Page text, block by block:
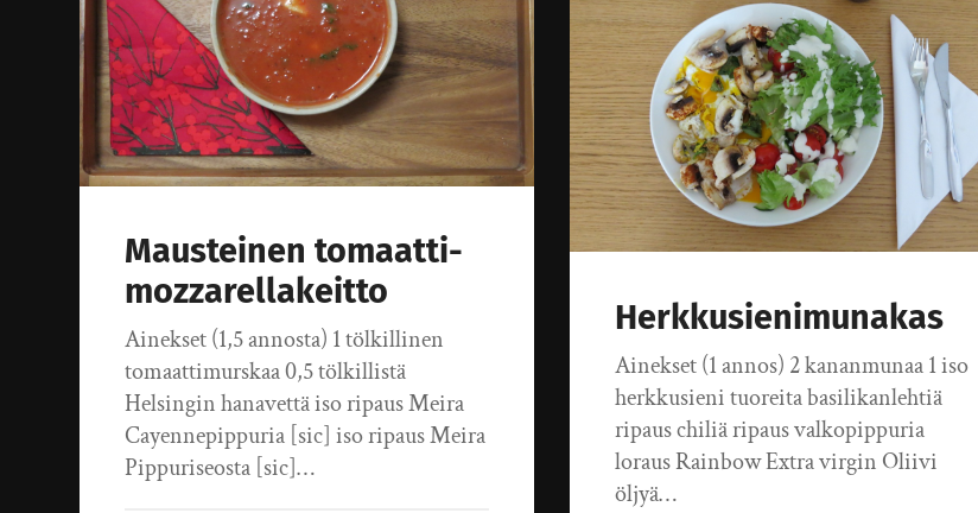
Mausteinen tomaatti-
mozzarellakeitto
Ainekset (1,5 annosta) 1 tölkillinen
tomaattimurskaa 0,5 tölkillistä
Helsingin hanavettä iso ripaus Meira
Cayennepippuria [sic] iso ripaus Meira
Pippuriseosta [sic]…
Herkkusienimunakas
Ainekset (1 annos) 2 kananmunaa 1 iso
herkkusieni tuoreita basilikanlehtiä
ripaus chiliä ripaus valkopippuria
loraus Rainbow Extra virgin Oliivi
öljyä…